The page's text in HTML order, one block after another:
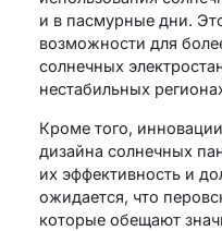
и в пасмурные дни.
возможности для
солнечных
нестабильных
Кроме того,
дизайна солнечных
их эффективность и
ожидается, что
которые обещают